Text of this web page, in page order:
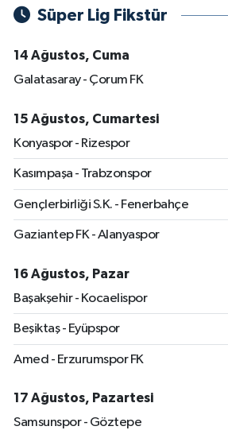
Süper Lig Fikstür
14 Ağustos, Cuma
Galatasaray - Çorum FK
15 Ağustos, Cumartesi
Konyaspor - Rizespor
Kasımpaşa - Trabzonspor
Gençlerbirliği S.K. - Fenerbahçe
Gaziantep FK - Alanyaspor
16 Ağustos, Pazar
Başakşehir - Kocaelispor
Beşiktaş - Eyüpspor
Amed - Erzurumspor FK
17 Ağustos, Pazartesi
Samsunspor - Göztepe